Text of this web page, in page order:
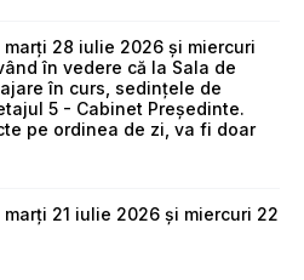
28 iulie 2026 și miercuri
în vedere că la Sala de
în curs, sedințele de
5 - Cabinet Președinte.
pe ordinea de zi, va fi doar
21 iulie 2026 și miercuri 22